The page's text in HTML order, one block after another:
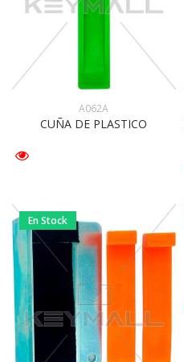
A062A
CUÑA DE PLASTICO
En Stock